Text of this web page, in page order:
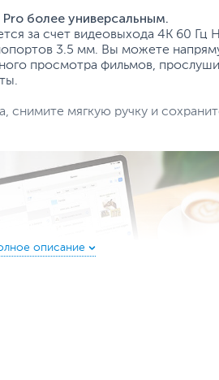
более универсальным.
за счет видеовыхода 4K 60 Гц
3.5 мм. Вы можете
просмотра фильмов,
снимите мягкую ручку и